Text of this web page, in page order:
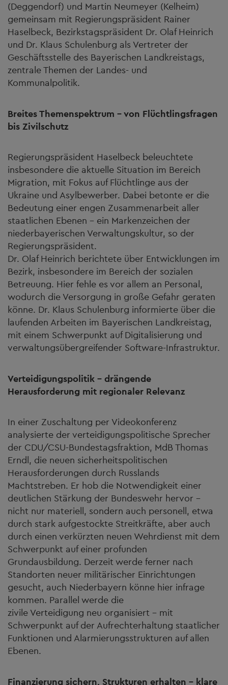
(Deggendorf) und Martin Neumeyer (Kelheim)
gemeinsam mit Regierungspräsident Rainer
Haselbeck, Bezirkstagspräsident Dr. Olaf Heinrich
und Dr. Klaus Schulenburg als Vertreter der
Geschäftsstelle des Bayerischen Landkreistags,
zentrale Themen der Landes- und
Kommunalpolitik.
Breites Themenspektrum – von Flüchtlingsfragen
bis Zivilschutz
Regierungspräsident Haselbeck beleuchtete
insbesondere die aktuelle Situation im Bereich
Migration, mit Fokus auf Flüchtlinge aus der
Ukraine und Asylbewerber. Dabei betonte er die
Bedeutung einer engen Zusammenarbeit aller
staatlichen Ebenen – ein Markenzeichen der
niederbayerischen Verwaltungskultur, so der
Regierungspräsident.
Dr. Olaf Heinrich berichtete über Entwicklungen im
Bezirk, insbesondere im Bereich der sozialen
Betreuung. Hier fehle es vor allem an Personal,
wodurch die Versorgung in große Gefahr geraten
könne. Dr. Klaus Schulenburg informierte über die
laufenden Arbeiten im Bayerischen Landkreistag,
mit einem Schwerpunkt auf Digitalisierung und
verwaltungsübergreifender Software-Infrastruktur.
Verteidigungspolitik – drängende
Herausforderung mit regionaler Relevanz
In einer Zuschaltung per Videokonferenz
analysierte der verteidigungspolitische Sprecher
der CDU/CSU-Bundestagsfraktion, MdB Thomas
Erndl, die neuen sicherheitspolitischen
Herausforderungen durch Russlands
Machtstreben. Er hob die Notwendigkeit einer
deutlichen Stärkung der Bundeswehr hervor –
nicht nur materiell, sondern auch personell, etwa
durch stark aufgestockte Streitkräfte, aber auch
durch einen verkürzten neuen Wehrdienst mit dem
Schwerpunkt auf einer profunden
Grundausbildung. Derzeit werde ferner nach
Standorten neuer militärischer Einrichtungen
gesucht, auch Niederbayern könne hier infrage
kommen. Parallel werde die
zivile Verteidigung neu organisiert – mit
Schwerpunkt auf der Aufrechterhaltung staatlicher
Funktionen und Alarmierungsstrukturen auf allen
Ebenen.
Finanzierung sichern, Strukturen erhalten – klare